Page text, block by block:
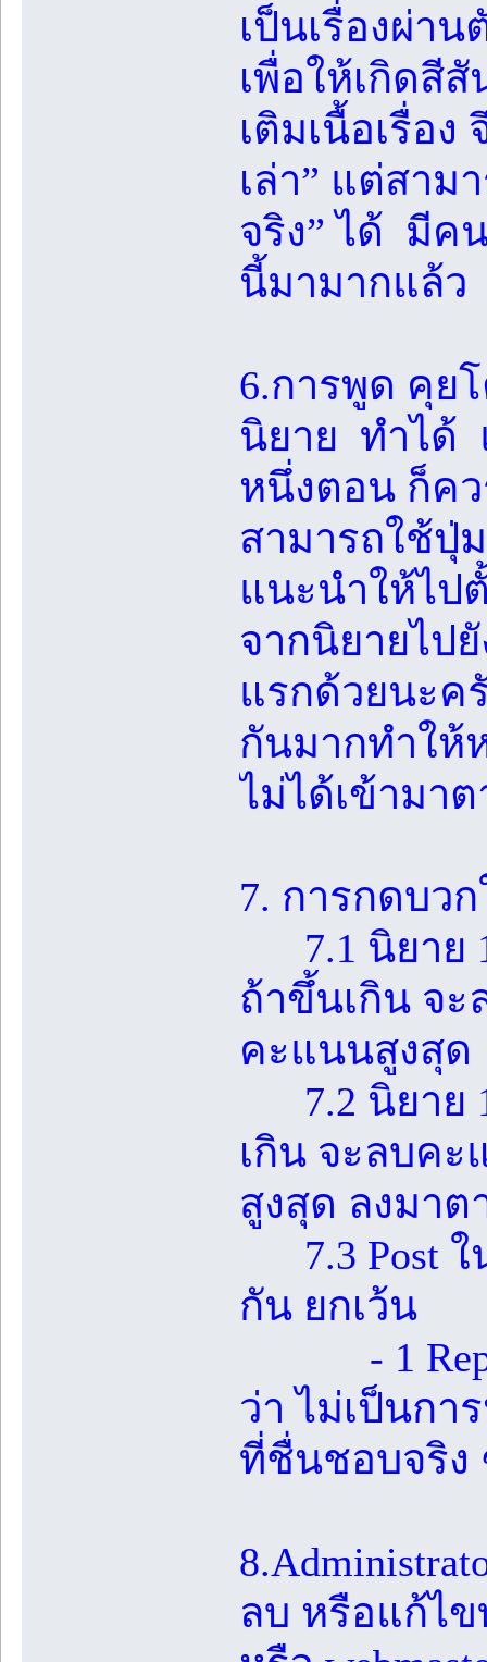
เป็นเรื่องผ่า
เพื่อให้เกิดสี
เติมเนื้อเรื่อ
เล่า” แต่สาม
จริง” ได้ มีค
นี้มามากแล้ว
6.การพูด คุย
นิยาย ทำได้
หนึ่งตอน ก็ค
สามารถใช้ปุ่
แนะนำให้ไป
จากนิยายไป
แรกด้วยนะค
กันมากทำให้
ไม่ได้เข้ามา
7. การกดบว
7.1 นิยาย 1
ถ้าขึ้นเกิน จะ
คะแนนสูงสุด
7.2 นิยาย 1
เกิน จะลบคะ
สูงสุด ลงมาต
7.3 Post ใ
กัน ยกเว้น
- 1 Reply
ว่า ไม่เป็นกา
ที่ชื่นชอบจริง
ลบ หรือแก้ไข